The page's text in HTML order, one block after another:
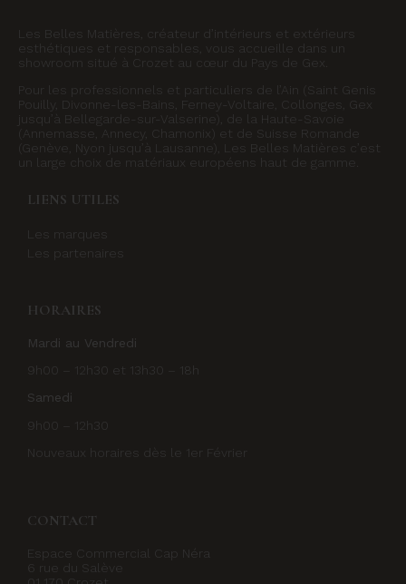
Les Belles Matières, créateur d’intérieurs et extérieurs
esthétiques et responsables, vous accueille dans un
showroom situé à Crozet au cœur du Pays de Gex.
Pour les professionnels et particuliers de l’Ain (Saint Genis
Pouilly, Divonne-les-Bains, Ferney-Voltaire, Collonges, Gex
jusqu’à Bellegarde-sur-Valserine), de la Haute-Savoie
(Annemasse, Annecy, Chamonix) et de Suisse Romande
(Genève, Nyon jusqu’à Lausanne), Les Belles Matières c’est
un large choix de matériaux européens haut de gamme.
LIENS UTILES
Les marques
Les partenaires
HORAIRES
Mardi au Vendredi
9h00 – 12h30 et 13h30 – 18h
Samedi
9h00 – 12h30
Nouveaux horaires dès le 1er Février
CONTACT
Espace Commercial Cap Néra
6 rue du Salève